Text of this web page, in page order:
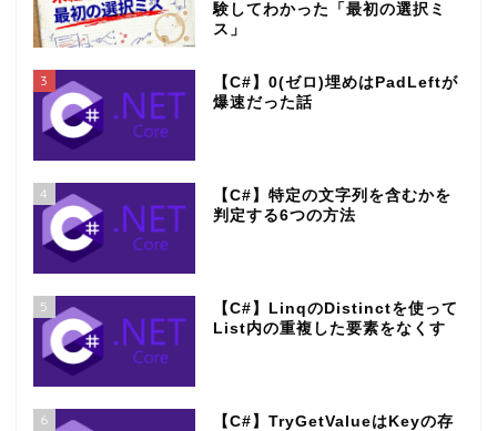
験してわかった「最初の選択ミ
ス」
3
【C#】0(ゼロ)埋めはPadLeftが
爆速だった話
4
【C#】特定の文字列を含むかを
判定する6つの方法
5
【C#】LinqのDistinctを使って
List内の重複した要素をなくす
6
【C#】TryGetValueはKeyの存